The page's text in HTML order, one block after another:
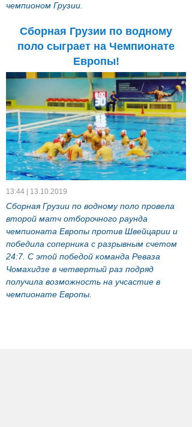
чемпионом Грузии.
Сборная Грузии по водному
поло сыграет на Чемпионате
Европы!
13:44 | 13.10.2019
Сборная Грузии по водному поло провела
второй матч отборочного раунда
чемпионата Европы против Швейцарии и
победила соперника с разрывным счетом
24:7. С этой победой команда Реваза
Чомахидзе в четвертый раз подряд
получила возможность на учсастие в
чемпионате Европы.